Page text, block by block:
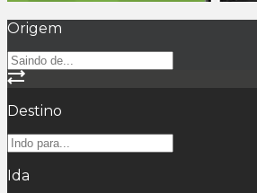
Origem
Destino
Ida